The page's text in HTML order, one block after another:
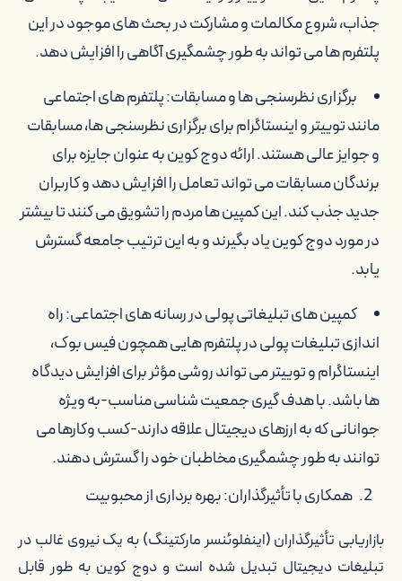
جذاب، شروع مکالمات و مشارکت در بحث های موجود در این
پلتفرم ها می تواند به طور چشمگیری آگاهی را افزایش دهد.
برگزاری نظرسنجی ها و مسابقات: پلتفرم های اجتماعی
مانند توییتر و اینستاگرام برای برگزاری نظرسنجی ها، مسابقات
و جوایز عالی هستند. ارائه دوج کوین به عنوان جایزه برای
برندگان مسابقات می تواند تعامل را افزایش دهد و کاربران
جدید جذب کند. این کمپین ها مردم را تشویق می کنند تا بیشتر
در مورد دوج کوین یاد بگیرند و به این ترتیب جامعه گسترش
یابد.
کمپین های تبلیغاتی پولی در رسانه های اجتماعی: راه
اندازی تبلیغات پولی در پلتفرم هایی همچون فیس بوک،
اینستاگرام و توییتر می تواند روشی مؤثر برای افزایش دیدگاه
ها باشد. با هدف گیری جمعیت شناسی مناسب-به ویژه
جوانانی که به ارزهای دیجیتال علاقه دارند-کسب وکارها می
توانند به طور چشمگیری مخاطبان خود را گسترش دهند.
همکاری با تأثیرگذاران: بهره برداری از محبوبیت
بازاریابی تأثیرگذاران (اینفلوئنسر مارکتینگ) به یک نیروی غالب در
تبلیغات دیجیتال تبدیل شده است و دوج کوین به طور قابل